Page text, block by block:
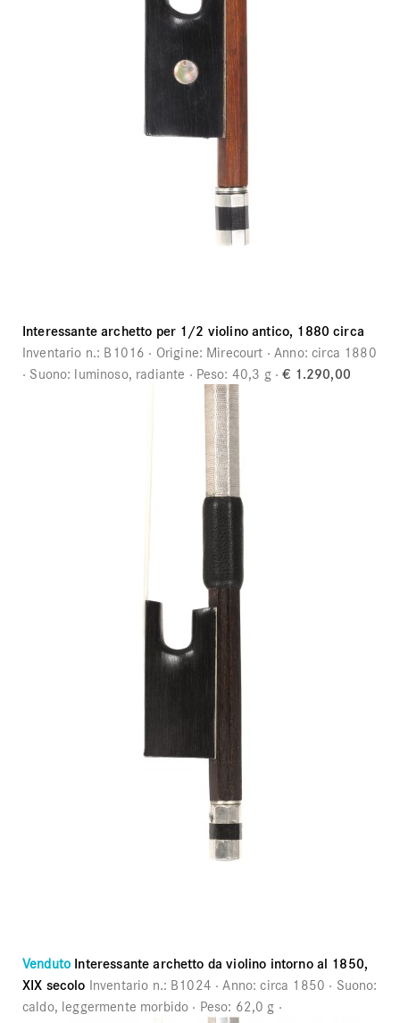
Interessante archetto per 1/2 violino antico, 1880 circa
Inventario n.: B1016 Origine: Mirecourt Anno:circa 1880
Suono: luminoso, radiante Peso: 40,3 g € 1.290,00
Venduto Interessante archetto da violino intorno al 1850,
XIX secolo Inventario n.: B1024 Anno:circa 1850
Suono:
caldo, leggermente morbido
Peso: 62,0 g